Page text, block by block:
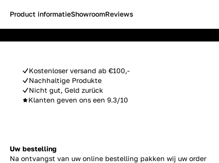
Kostenloser versand ab €100,-
Nachhaltige Produkte
Nicht gut, Geld zurück
Klanten geven ons een 9.3/10
Product informatieShowroomReviews
Uw bestelling
Na ontvangst van uw online bestelling pakken wij uw order